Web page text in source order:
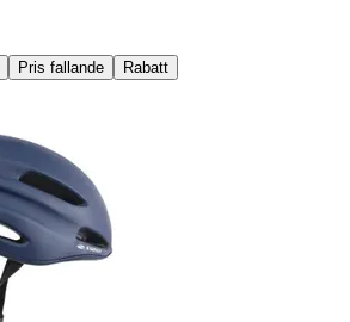
Pris fallande Rabatt